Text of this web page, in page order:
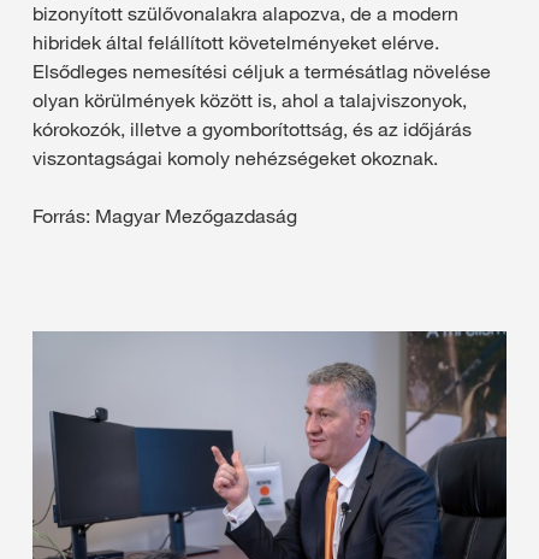
bizonyított szülővonalakra alapozva, de a modern
hibridek által felállított követelményeket elérve.
Elsődleges nemesítési céljuk a termésátlag növelése
olyan körülmények között is, ahol a talajviszonyok,
kórokozók, illetve a gyomborítottság, és az időjárás
viszontagságai komoly nehézségeket okoznak.
Forrás: Magyar Mezőgazdaság